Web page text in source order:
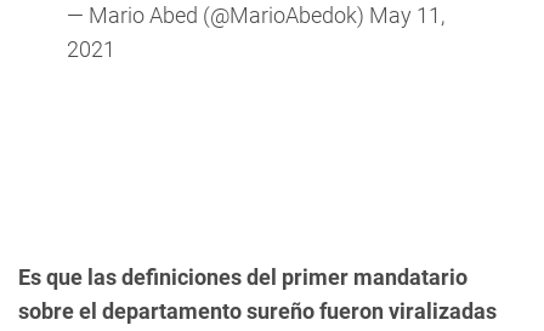
— Mario Abed (@MarioAbedok) May 11,
2021
Es que las definiciones del primer mandatario
sobre el departamento sureño fueron viralizadas